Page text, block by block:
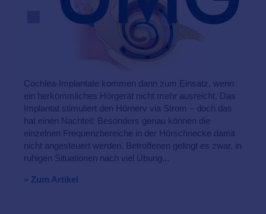
Cochlea-Implantate kommen dann zum Einsatz, wenn
ein herkömmliches Hörgerät nicht mehr ausreicht. Das
Implantat stimuliert den Hörnerv via Strom – doch das
hat einen Nachteil: Besonders genau können die
einzelnen Frequenzbereiche in der Hörschnecke damit
nicht angesteuert werden. Betroffenen gelingt es zwar, in
ruhigen Situationen nach viel Übung...
» Zum Artikel